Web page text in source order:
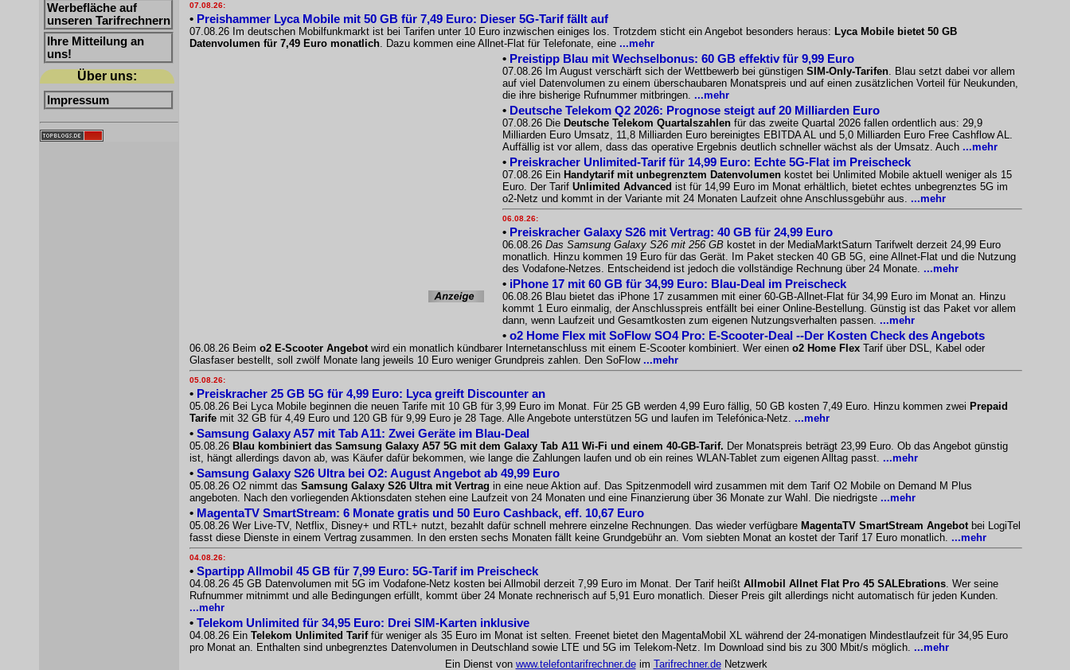
Werbefläche auf
unseren Tarifrechnern
Ihre Mitteilung an
uns!
Über uns:
Impressum
07.08.26:
• Preishammer Lyca Mobile mit 50 GB für 7,49 Euro: Dieser 5G-Tarif fällt auf
07.08.26 Im deutschen Mobilfunkmarkt ist bei Tarifen unter 10 Euro inzwischen einiges los. Trotzdem sticht ein Angebot besonders heraus: Lyca Mobile bietet 50 GB
Datenvolumen für 7,49 Euro monatlich. Dazu kommen eine Allnet-Flat für Telefonate, eine ...mehr
• Preistipp Blau mit Wechselbonus: 60 GB effektiv für 9,99 Euro
07.08.26 Im August verschärft sich der Wettbewerb bei günstigen SIM-Only-Tarifen. Blau setzt dabei vor allem
auf viel Datenvolumen zu einem überschaubaren Monatspreis und auf einen zusätzlichen Vorteil für Neukunden,
die ihre bisherige Rufnummer mitbringen. ...mehr
• Deutsche Telekom Q2 2026: Prognose steigt auf 20 Milliarden Euro
07.08.26 Die Deutsche Telekom Quartalszahlen für das zweite Quartal 2026 fallen ordentlich aus: 29,9
Milliarden Euro Umsatz, 11,8 Milliarden Euro bereinigtes EBITDA AL und 5,0 Milliarden Euro Free Cashflow AL.
Auffällig ist vor allem, dass das operative Ergebnis deutlich schneller wächst als der Umsatz. Auch ...mehr
• Preiskracher Unlimited-Tarif für 14,99 Euro: Echte 5G-Flat im Preischeck
07.08.26 Ein Handytarif mit unbegrenztem Datenvolumen kostet bei Unlimited Mobile aktuell weniger als 15
Euro. Der Tarif Unlimited Advanced ist für 14,99 Euro im Monat erhältlich, bietet echtes unbegrenztes 5G im
o2-Netz und kommt in der Variante mit 24 Monaten Laufzeit ohne Anschlussgebühr aus. ...mehr
06.08.26:
• Preiskracher Galaxy S26 mit Vertrag: 40 GB für 24,99 Euro
06.08.26 Das Samsung Galaxy S26 mit 256 GB kostet in der MediaMarktSaturn Tarifwelt derzeit 24,99 Euro
monatlich. Hinzu kommen 19 Euro für das Gerät. Im Paket stecken 40 GB 5G, eine Allnet-Flat und die Nutzung
des Vodafone-Netzes. Entscheidend ist jedoch die vollständige Rechnung über 24 Monate. ...mehr
• iPhone 17 mit 60 GB für 34,99 Euro: Blau-Deal im Preischeck
06.08.26 Blau bietet das iPhone 17 zusammen mit einer 60-GB-Allnet-Flat für 34,99 Euro im Monat an. Hinzu
kommt 1 Euro einmalig, der Anschlusspreis entfällt bei einer Online-Bestellung. Günstig ist das Paket vor allem
dann, wenn Laufzeit und Gesamtkosten zum eigenen Nutzungsverhalten passen. ...mehr
• o2 Home Flex mit SoFlow SO4 Pro: E-Scooter-Deal --Der Kosten Check des Angebots
06.08.26 Beim o2 E-Scooter Angebotwird ein monatlich kündbarer Internetanschluss mit einem E-Scooter kombiniert. Wer einen o2 Home Flex Tarif über DSL, Kabel oder
Glasfaser bestellt, soll zwölf Monate lang jeweils 10 Euro weniger Grundpreis zahlen. Den SoFlow ...mehr
05.08.26:
• Preiskracher 25 GB 5G für 4,99 Euro: Lyca greift Discounter an
05.08.26 Bei Lyca Mobile beginnen die neuen Tarife mit 10 GB für 3,99 Euro im Monat. Für 25 GB werden 4,99 Euro fällig, 50 GB kosten 7,49 Euro. Hinzu kommen zwei Prepaid
Tarife mit 32 GB für 4,49 Euro und 120 GB für 9,99 Euro je 28 Tage. Alle Angebote unterstützen 5G und laufen im Telefónica-Netz. ...mehr
• Samsung Galaxy A57 mit Tab A11: Zwei Geräte im Blau-Deal
05.08.26 Blau kombiniert das Samsung Galaxy A57 5G mit dem Galaxy Tab A11 Wi-Fi und einem 40-GB-Tarif. Der Monatspreis beträgt 23,99 Euro. Ob das Angebot günstig
ist, hängt allerdings davon ab, was Käufer dafür bekommen, wie lange die Zahlungen laufen und ob ein reines WLAN-Tablet zum eigenen Alltag passt. ...mehr
• Samsung Galaxy S26 Ultra bei O2: August Angebot ab 49,99 Euro
05.08.26 O2 nimmt das Samsung Galaxy S26 Ultra mit Vertrag in eine neue Aktion auf. Das Spitzenmodell wird zusammen mit dem Tarif O2 Mobile on Demand M Plus
angeboten. Nach den vorliegenden Aktionsdaten stehen eine Laufzeit von 24 Monaten und eine Finanzierung über 36 Monate zur Wahl. Die niedrigste ...mehr
• MagentaTV SmartStream: 6 Monate gratis und 50 Euro Cashback, eff. 10,67 Euro
05.08.26 Wer Live-TV, Netflix, Disney+ und RTL+ nutzt, bezahlt dafür schnell mehrere einzelne Rechnungen. Das wieder verfügbare MagentaTV SmartStream Angebotbei LogiTel
fasst diese Dienste in einem Vertrag zusammen. In den ersten sechs Monaten fällt keine Grundgebühr an. Vom siebten Monat an kostet der Tarif 17 Euro monatlich. ...mehr
04.08.26:
• Spartipp Allmobil 45 GB für 7,99 Euro: 5G-Tarif im Preischeck
04.08.26 45 GB Datenvolumen mit 5G im Vodafone-Netz kosten bei Allmobil derzeit 7,99 Euro im Monat. Der Tarif heißt Allmobil Allnet Flat Pro 45 SALEbrations. Wer seine
Rufnummer mitnimmt und alle Bedingungen erfüllt, kommt über 24 Monate rechnerisch auf 5,91 Euro monatlich. Dieser Preis gilt allerdings nicht automatisch für jeden Kunden.
...mehr
• Telekom Unlimited für 34,95 Euro: Drei SIM-Karten inklusive
04.08.26 Ein Telekom Unlimited Tariffür weniger als 35 Euro im Monat ist selten. Freenet bietet den MagentaMobil XL während der 24-monatigen Mindestlaufzeit für 34,95 Euro
pro Monat an. Enthalten sind unbegrenztes Datenvolumen in Deutschland sowie LTE und 5G im Telekom-Netz. Im Download sind bis zu 300 Mbit/s möglich. ...mehr
Ein Dienst von www.telefontarifrechner.deim Tarifrechner.deNetzwerk